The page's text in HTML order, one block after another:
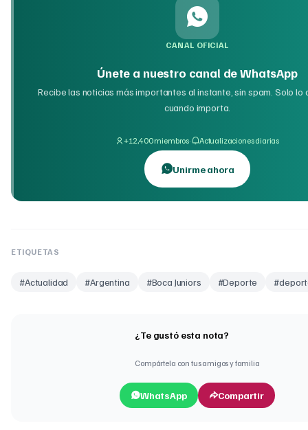
CANAL OFICIAL
Únete a nuestro canal de WhatsApp
Recibe las noticias más importantes al instante, sin spam. Solo lo
cuando importa.
+12,400 miembros· Actualizaciones diarias
Unirme ahora
ETIQUETAS
#Actualidad #Argentina #Boca Juniors #Deporte #
¿Te gustó esta nota?
Compártela con tus amigos y familia
WhatsApp Compartir